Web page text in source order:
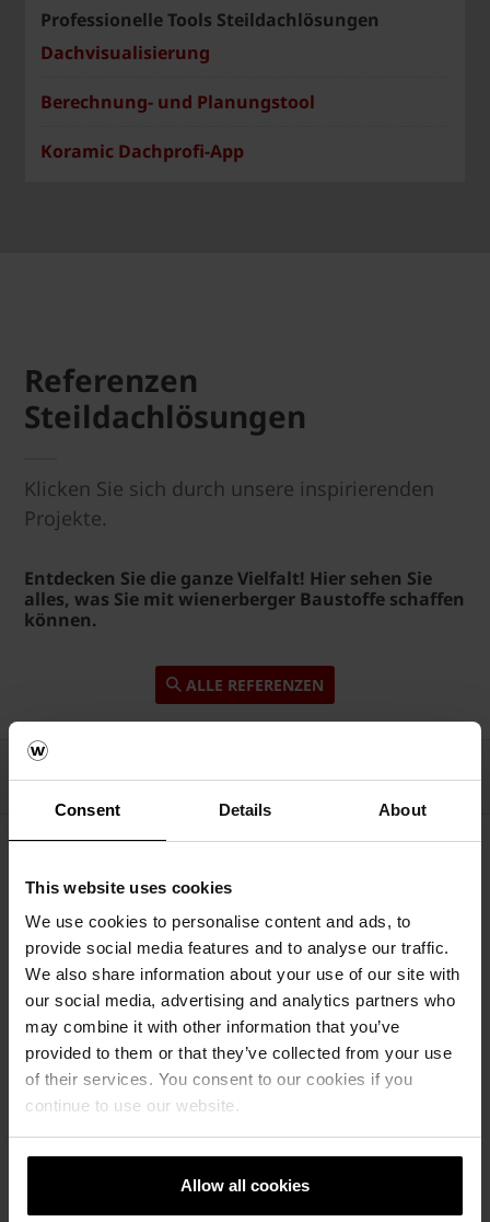
Consent Details About
This website uses cookies
We use cookies to personalise content and ads, to
provide social media features and to analyse our traffic.
We also share information about your use of our site with
our social media, advertising and analytics partners who
may combine it with other information that you’ve
provided to them or that they’ve collected from your use
of their services. You consent to our cookies if you
continue to use our website.
Allow all cookies
Professionelle Tools Steildachlösungen
Dachvisualisierung
Berechnung- und Planungstool
Koramic Dachprofi-App
Referenzen
Steildachlösungen
Klicken Sie sich durch unsere inspirierenden
Projekte.
Entdecken Sie die ganze Vielfalt! Hier sehen Sie
alles, was Sie mit wienerberger Baustoffe schaffen
können.
ALLE REFERENZEN
51Ergebnisse Das Neueste zuerst